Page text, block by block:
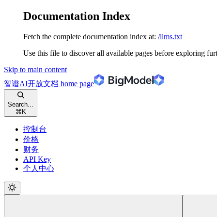
Documentation Index
Fetch the complete documentation index at: /llms.txt
Use this file to discover all available pages before exploring
Skip to main content
智谱AI开放文档 home page
Search...
⌘ K
控制台
价格
财务
API Key
个人中心